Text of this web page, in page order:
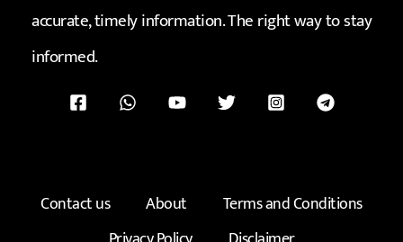
accurate, timely information. The right way to stay
informed.
Contact us About
Terms and Conditions